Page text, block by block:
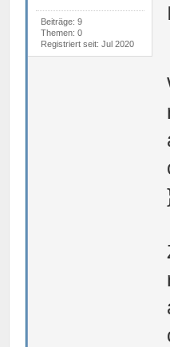
Beiträge: 9
Themen: 0
Registriert seit: Jul 2020